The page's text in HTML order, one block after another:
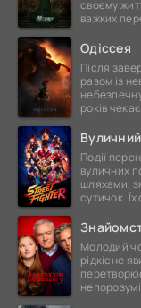
своєму
важких
Одіссея
Після
разом із
років
Події
вуличних
шляхами,
сутичок.
Молодий
рідкісне